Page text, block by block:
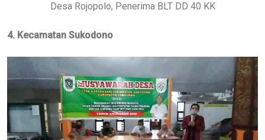
Desa Rojopolo, Penerima BLT DD 40 KK
4. Kecamatan Sukodono